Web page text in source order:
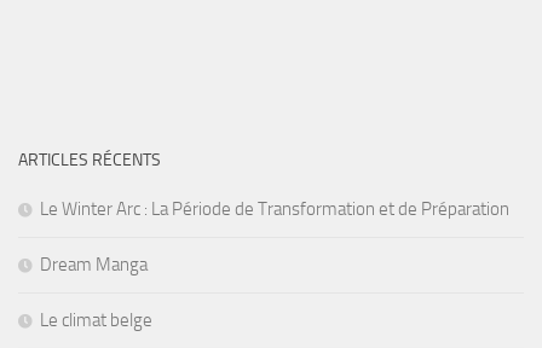
ARTICLES RÉCENTS
Le Winter Arc : La Période de Transformation et de Préparation
Dream Manga
Le climat belge